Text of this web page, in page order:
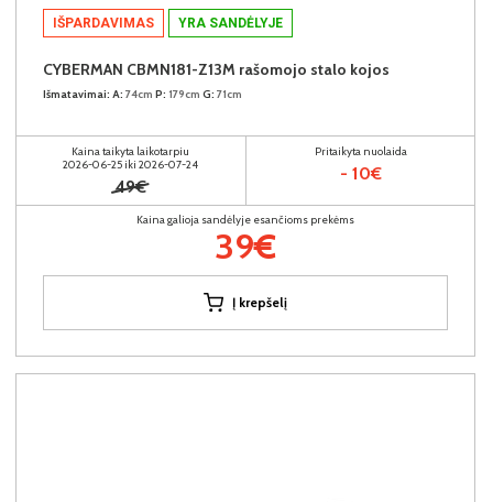
IŠPARDAVIMAS YRA SANDĖLYJE
CYBERMAN CBMN181-Z13M rašomojo stalo kojos
Išmatavimai: A: 74cm P: 179cm G: 71cm
Kaina taikyta laikotarpiu
2026-06-25 iki 2026-07-24
49€
Pritaikyta nuolaida
- 10€
Kaina galioja sandėlyje esančioms prekėms
39€
Į krepšelį